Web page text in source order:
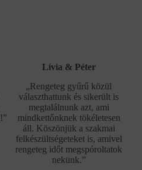
Lívia & Péter
„Rengeteg gyűrű közül
választhattunk és sikerült is
megtalálnunk azt, ami
mindkettőnknek tökéletesen
áll. Köszönjük a szakmai
felkészültségeteket is, amivel
rengeteg időt megspóroltatok
nekünk.”